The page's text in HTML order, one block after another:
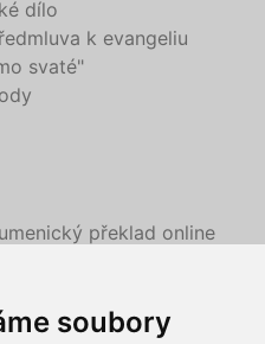
soubory
dílo
k evangeliu
svaté"
překlad online
online
v multilinguální Bibli